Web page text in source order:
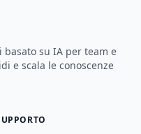
su IA per team e
e scala le conoscenze